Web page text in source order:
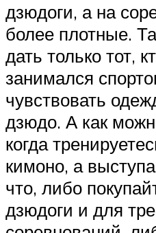
дзюдоги, а на
более плотные.
дать только тот,
занимался
чувствовать
дзюдо. А как
когда
кимоно, а
что, либо
дзюдоги и для